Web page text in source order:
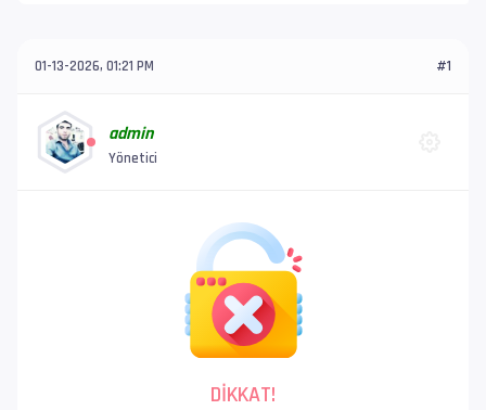
01-13-2026, 01:21 PM #1
admin
Yönetici
DİKKAT!